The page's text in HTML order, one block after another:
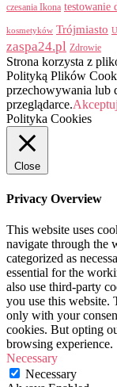
czesania Ikona testowanie
kosmetyków Trójmiasto
zaspa24.pl Zdrowie
Strona korzysta z
Polityką Plików
przechowywania lub
przeglądarce.
Polityka Cookies
Close
Privacy Overview
This website uses
navigate through the
categorized as
essential for the
also use third-party
you use this website.
only with your
cookies. But opting
browsing experience.
Necessary
Necessary